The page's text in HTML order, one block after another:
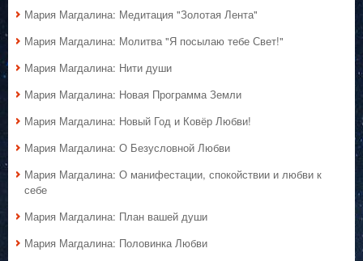
Мария Магдалина: Медитация "Золотая Лента"
Мария Магдалина: Молитва "Я посылаю тебе Свет!"
Мария Магдалина: Нити души
Мария Магдалина: Новая Программа Земли
Мария Магдалина: Новый Год и Ковёр Любви!
Мария Магдалина: О Безусловной Любви
Мария Магдалина: О манифестации, спокойствии и любви к
себе
Мария Магдалина: План вашей души
Мария Магдалина: Половинка Любви